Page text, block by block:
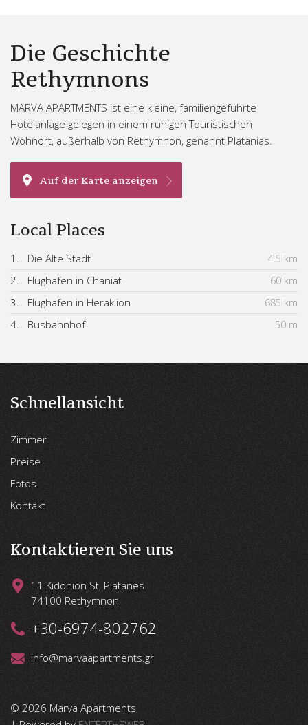
Die Geschichte
Rethymnons
MARVA APARTMENTS ist eine kleine, familiengeführte
Hotelanlage gelegen in einem ruhigen Touristischen
Wohnort, außerhalb von Rethymnon, genannt Platanias.
Auf der Karte anzeigen
Local Places
1. Die Alte Stadt 4.5 km
2. Flughafen in Chaniat 60 km
3. Flughafen in Heraklion 685 km
4. Busbahnhof 50 m
Schnellansicht
Zimmer
Preise
Fotos
Kontakt
Kontaktieren Sie uns
11 Kidonion St, Platanes
74100 Rethymnon
+30-6974-802762
info@marvaapartments.gr
© 2026 Marva Apartments